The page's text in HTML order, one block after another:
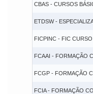
CBAS - CURSOS
ETDSW -
FICPINC - FIC
FCAAI - FORMAÇÃO
FCGP - FORMAÇÃO
FCIA - FORMAÇÃO